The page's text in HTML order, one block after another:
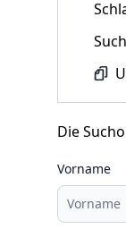
Die
Vorname